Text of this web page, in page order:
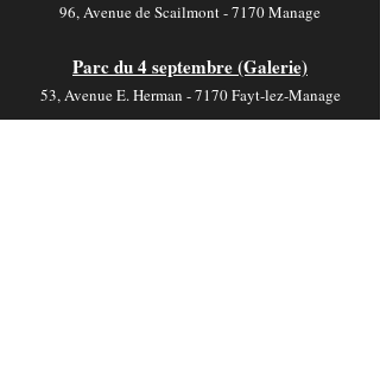
96, Avenue de Scailmont - 7170 Manage
Parc du 4 septembre (Galerie)
53, Avenue E. Herman - 7170 Fayt-lez-Manage